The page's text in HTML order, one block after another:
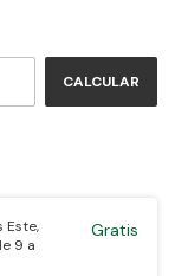
CALCULAR
Este,
9 a
Gratis